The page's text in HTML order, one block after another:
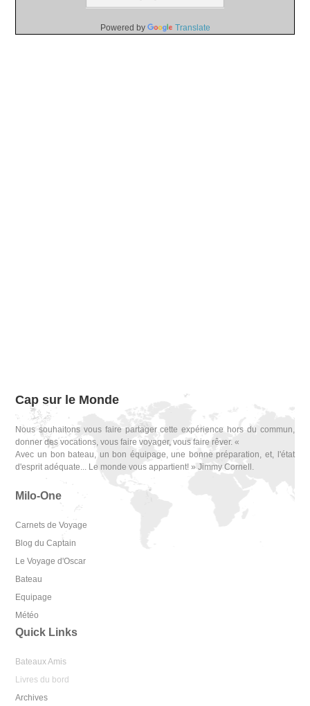
Powered by Translate
Cap sur le Monde
Nous souhaitons vous faire partager cette expérience hors du commun,
donner des vocations, vous faire voyager, vous faire rêver. «
Avec un bon bateau, un bon équipage, une bonne préparation, et, l'état
d'esprit adéquate... Le monde vous appartient! » Jimmy Cornell.
Milo-One
Carnets de Voyage
Blog du Captain
Le Voyage d'Oscar
Bateau
Equipage
Météo
Quick Links
Bateaux Amis
Livres du bord
Archives